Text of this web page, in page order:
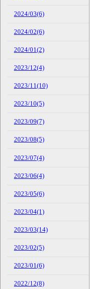
2024/03(6)
2024/02(6)
2024/01(2)
2023/12(4)
2023/11(10)
2023/10(5)
2023/09(7)
2023/08(5)
2023/07(4)
2023/06(4)
2023/05(6)
2023/04(1)
2023/03(14)
2023/02(5)
2023/01(6)
2022/12(8)